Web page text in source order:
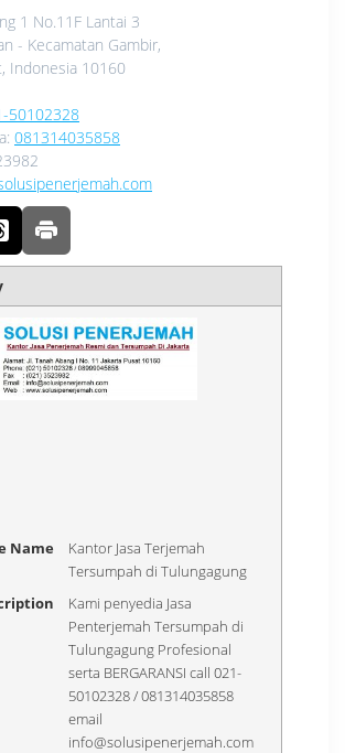
1 No.11F Lantai 3
- Kecamatan Gambir,
, Indonesia 10160
50102328
081314035858
Name
Kantor Jasa Terjemah
Tersumpah di Tulungagung
Kami penyedia Jasa
Penterjemah Tersumpah di
Tulungagung Profesional
serta BERGARANSI call 021-
50102328 / 081314035858
email
info@solusipenerjemah.com